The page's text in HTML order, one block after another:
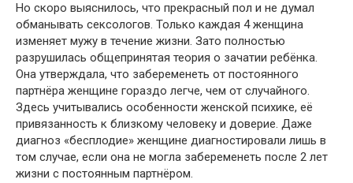
Но скоро выяснилось, что прекрасный пол и не думал
обманывать сексологов. Только каждая 4 женщина
изменяет мужу в течение жизни. Зато полностью
разрушилась общепринятая теория о зачатии ребёнка.
Она утверждала, что забеременеть от постоянного
партнёра женщине гораздо легче, чем от случайного.
Здесь учитывались особенности женской психике, её
привязанность к близкому человеку и доверие. Даже
диагноз «бесплодие» женщине диагностировали лишь в
том случае, если она не могла забеременеть после 2 лет
жизни с постоянным партнёром.